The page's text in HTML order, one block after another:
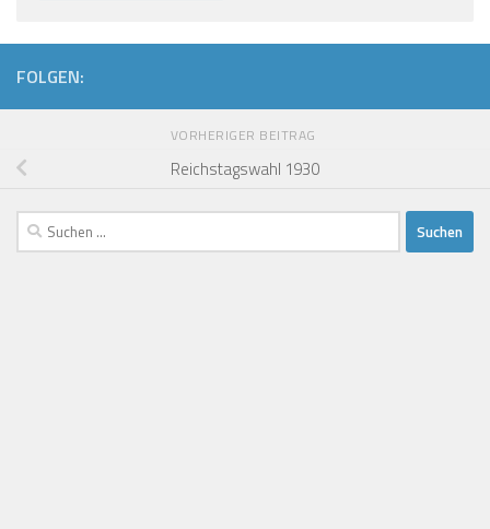
FOLGEN:
VORHERIGER BEITRAG
Reichstagswahl 1930
Suchen
nach: